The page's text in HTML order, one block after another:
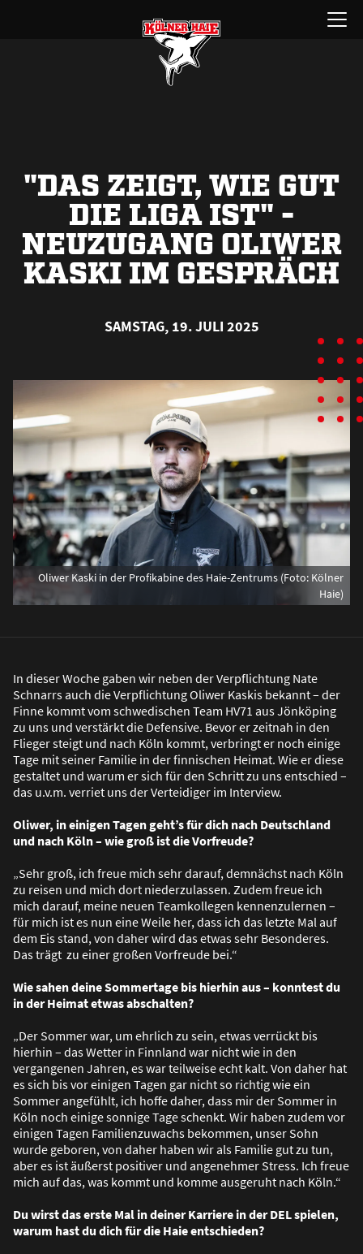
Menü
öffnen
"DAS ZEIGT, WIE GUT
DIE LIGA IST" -
NEUZUGANG OLIWER
KASKI IM GESPRÄCH
SAMSTAG, 19. JULI 2025
Oliwer Kaski in der Profikabine des Haie-Zentrums (Foto: Kölner
Haie)
In dieser Woche gaben wir neben der Verpflichtung Nate
Schnarrs auch die Verpflichtung Oliwer Kaskis bekannt – der
Finne kommt vom schwedischen Team HV71 aus Jönköping
zu uns und verstärkt die Defensive. Bevor er zeitnah in den
Flieger steigt und nach Köln kommt, verbringt er noch einige
Tage mit seiner Familie in der finnischen Heimat. Wie er diese
gestaltet und warum er sich für den Schritt zu uns entschied –
das u.v.m. verriet uns der Verteidiger im Interview.
Oliwer, in einigen Tagen geht’s für dich nach Deutschland
und nach Köln – wie groß ist die Vorfreude?
„Sehr groß, ich freue mich sehr darauf, demnächst nach Köln
zu reisen und mich dort niederzulassen. Zudem freue ich
mich darauf, meine neuen Teamkollegen kennenzulernen –
für mich ist es nun eine Weile her, dass ich das letzte Mal auf
dem Eis stand, von daher wird das etwas sehr Besonderes.
Das trägt zu einer großen Vorfreude bei.“
Wie sahen deine Sommertage bis hierhin aus – konntest du
in der Heimat etwas abschalten?
„Der Sommer war, um ehrlich zu sein, etwas verrückt bis
hierhin – das Wetter in Finnland war nicht wie in den
vergangenen Jahren, es war teilweise echt kalt. Von daher hat
es sich bis vor einigen Tagen gar nicht so richtig wie ein
Sommer angefühlt, ich hoffe daher, dass mir der Sommer in
Köln noch einige sonnige Tage schenkt. Wir haben zudem vor
einigen Tagen Familienzuwachs bekommen, unser Sohn
wurde geboren, von daher haben wir als Familie gut zu tun,
aber es ist äußerst positiver und angenehmer Stress. Ich freue
mich auf das, was kommt und komme ausgeruht nach Köln.“
Du wirst das erste Mal in deiner Karriere in der DEL spielen,
warum hast du dich für die Haie entschieden?